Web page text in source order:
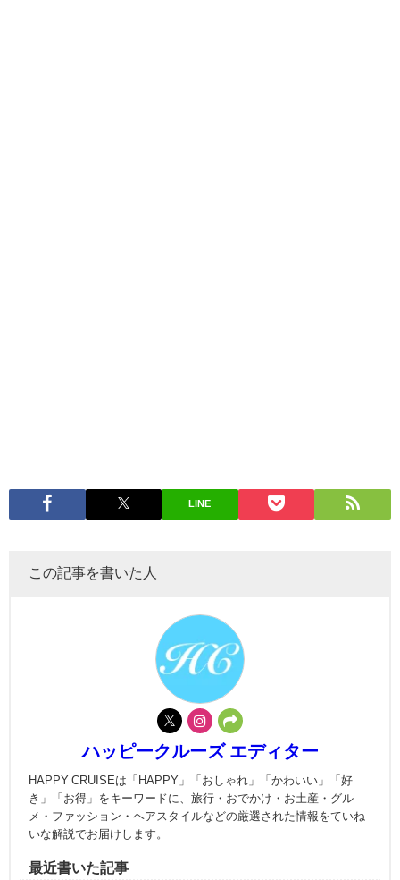
LINE
この記事を書いた人
ハッピークルーズ エディター
HAPPY CRUISEは「HAPPY」「おしゃれ」「かわいい」「好
き」「お得」をキーワードに、旅行・おでかけ・お土産・グル
メ・ファッション・ヘアスタイルなどの厳選された情報をていね
いな解説でお届けします。
最近書いた記事